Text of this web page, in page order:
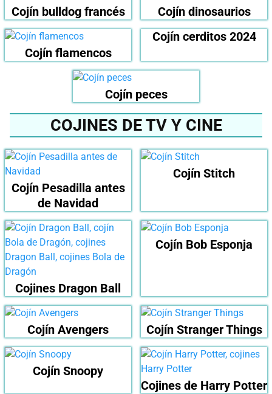
Cojín bulldog francés Cojín dinosaurios
Cojín flamencos
Cojín cerditos 2024
Cojín peces
COJINES DE TV Y CINE
Cojín Pesadilla antes
de Navidad
Cojín Stitch
Cojines Dragon Ball
Cojín Bob Esponja
Cojín Avengers Cojín Stranger Things
Cojín Snoopy
Cojines de Harry Potter